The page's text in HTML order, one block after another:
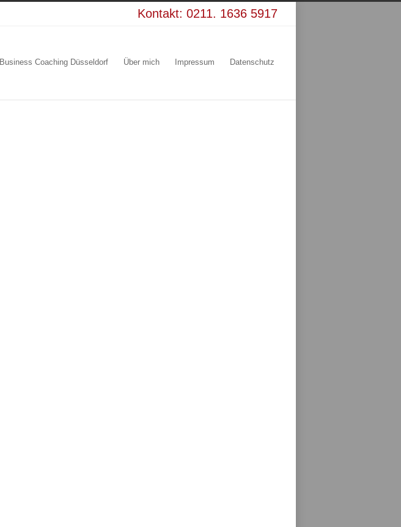
Kontakt: 0211. 1636 5917
Business Coaching Düsseldorf Über mich Impressum Datenschutz